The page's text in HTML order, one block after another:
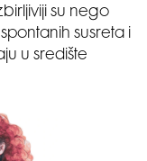
su nego
susreta i
u središte